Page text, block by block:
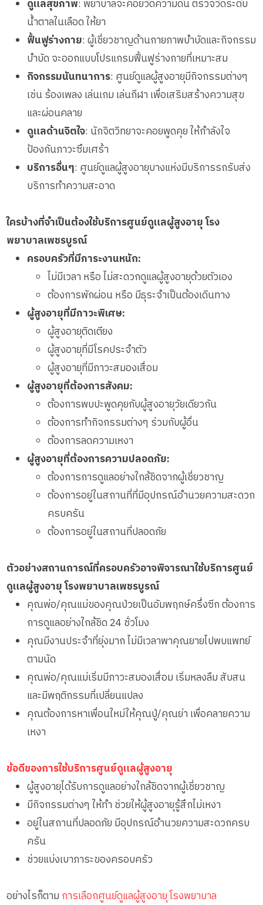
ดูแลสุขภาพ: พยาบาลจะคอยวัดความดัน ตรวจวัดระดับ
น้ำตาลในเลือด ให้ยา
ฟื้นฟูร่างกาย: ผู้เชี่ยวชาญด้านกายภาพบำบัดและกิจกรรม
บำบัด จะออกแบบโปรแกรมฟื้นฟูร่างกายที่เหมาะสม
กิจกรรมนันทนาการ: ศูนย์ดูแลผู้สูงอายุมีกิจกรรมต่างๆ
เช่น ร้องเพลง เล่นเกม เล่นกีฬา เพื่อเสริมสร้างความสุข
และผ่อนคลาย
ดูแลด้านจิตใจ: นักจิตวิทยาจะคอยพูดคุย ให้กำลังใจ
ป้องกันภาวะซึมเศร้า
บริการอื่นๆ: ศูนย์ดูแลผู้สูงอายุบางแห่งมีบริการรถรับส่ง
บริการทำความสะอาด
ใครบ้างที่จำเป็นต้องใช้บริการศูนย์ดูแลผู้สูงอายุ โรง
พยาบาลเพชรบูรณ์
ครอบครัวที่มีภาระงานหนัก:
ไม่มีเวลา หรือ ไม่สะดวกดูแลผู้สูงอายุด้วยตัวเอง
ต้องการพักผ่อน หรือ มีธุระจำเป็นต้องเดินทาง
ผู้สูงอายุที่มีภาวะพิเศษ:
ผู้สูงอายุติดเตียง
ผู้สูงอายุที่มีโรคประจำตัว
ผู้สูงอายุที่มีภาวะสมองเสื่อม
ผู้สูงอายุที่ต้องการสังคม:
ต้องการพบปะพูดคุยกับผู้สูงอายุวัยเดียวกัน
ต้องการทำกิจกรรมต่างๆ ร่วมกับผู้อื่น
ต้องการลดความเหงา
ผู้สูงอายุที่ต้องการความปลอดภัย:
ต้องการการดูแลอย่างใกล้ชิดจากผู้เชี่ยวชาญ
ต้องการอยู่ในสถานที่ที่มีอุปกรณ์อำนวยความสะดวก
ครบครัน
ต้องการอยู่ในสถานที่ปลอดภัย
ตัวอย่างสถานการณ์ที่ครอบครัวอาจพิจารณาใช้บริการศูนย์
ดูแลผู้สูงอายุ โรงพยาบาลเพชรบูรณ์
คุณพ่อ/คุณแม่ของคุณป่วยเป็นอัมพฤกษ์ครึ่งซีก ต้องการ
การดูแลอย่างใกล้ชิด 24 ชั่วโมง
คุณมีงานประจำที่ยุ่งมาก ไม่มีเวลาพาคุณยายไปพบแพทย์
ตามนัด
คุณพ่อ/คุณแม่เริ่มมีภาวะสมองเสื่อม เริ่มหลงลืม สับสน
และมีพฤติกรรมที่เปลี่ยนแปลง
คุณต้องการหาเพื่อนใหม่ให้คุณปู่/คุณย่า เพื่อคลายความ
เหงา
ข้อดีของการใช้บริการศูนย์ดูแลผู้สูงอายุ
ผู้สูงอายุได้รับการดูแลอย่างใกล้ชิดจากผู้เชี่ยวชาญ
มีกิจกรรมต่างๆ ให้ทำ ช่วยให้ผู้สูงอายุรู้สึกไม่เหงา
อยู่ในสถานที่ปลอดภัย มีอุปกรณ์อำนวยความสะดวกครบ
ครัน
ช่วยแบ่งเบาภาระของครอบครัว
อย่างไรก็ตาม การเลือกศูนย์ดูแลผู้สูงอายุ โรงพยาบาล